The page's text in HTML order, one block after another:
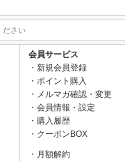
会員サービス
新規会員登録
ポイント購入
メルマガ確認・変更
会員情報・設定
購入履歴
クーポンBOX
月額解約